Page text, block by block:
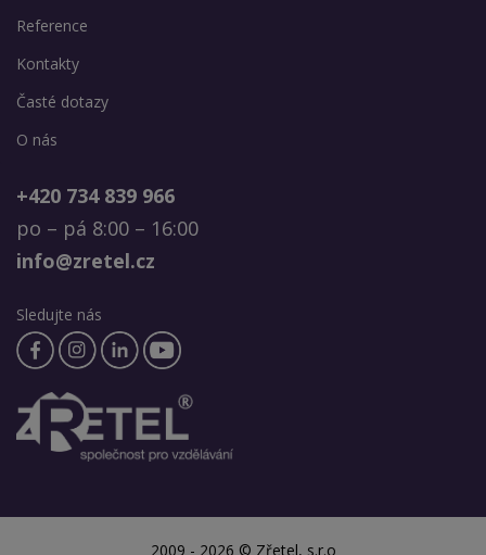
Reference
Kontakty
Časté dotazy
O nás
+420 734 839 966
po – pá 8:00 – 16:00
info@zretel.cz
Sledujte nás
2009 - 2026 © Zřetel, s.r.o